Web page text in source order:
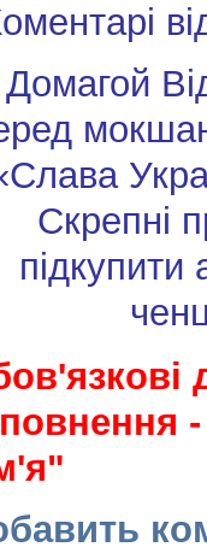
Домагой
Скрепні